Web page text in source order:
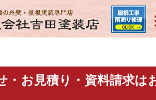
・お見積り・資料請求は